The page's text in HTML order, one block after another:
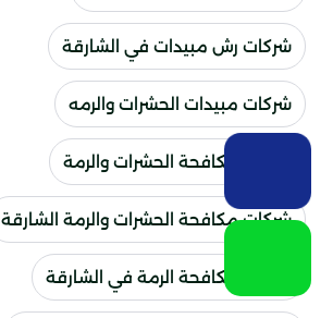
شركات رش مبيدات في الشارقة
شركات مبيدات الحشرات والرمه
شركات مكافحة الحشرات والرمة
شركات مكافحة الحشرات والرمة الشارقة
شركات مكافحة الرمة في الشارقة